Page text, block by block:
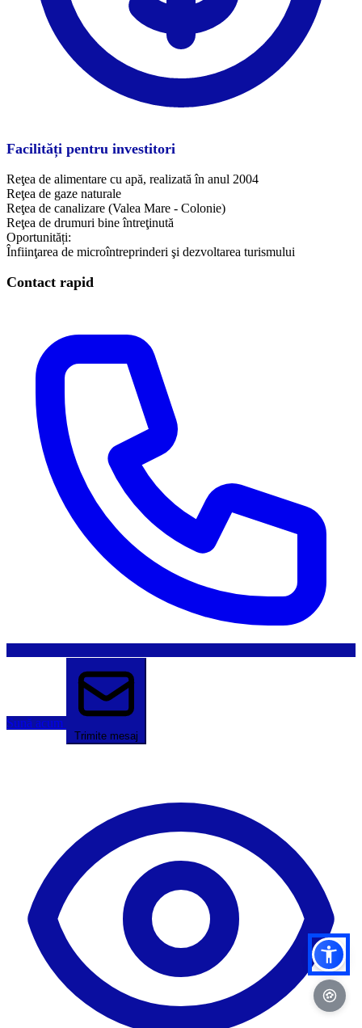
Facilități pentru investitori
Reţea de alimentare cu apă, realizată în anul 2004
Reţea de gaze naturale
Reţea de canalizare (Valea Mare - Colonie)
Reţea de drumuri bine întreţinută
Oportunități:
Înfiinţarea de microîntreprinderi şi dezvoltarea turismului
Contact rapid
Sună acum
Trimite mesaj